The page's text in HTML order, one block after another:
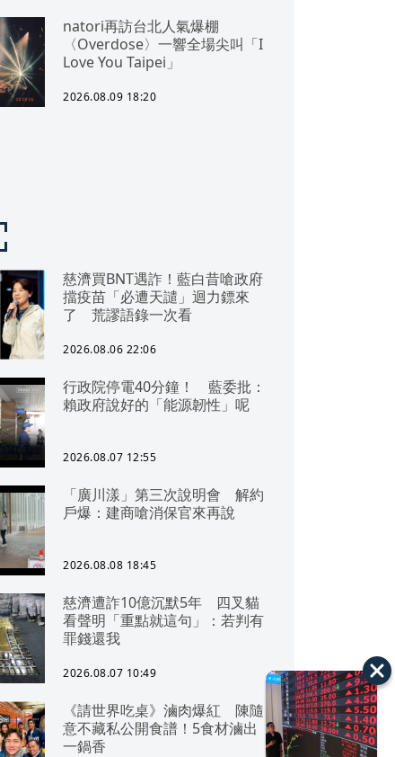
natori再訪台北人氣爆棚
〈Overdose〉一響全場尖叫「I
Love You Taipei」
2026.08.09 18:20
慈濟買BNT遇詐！藍白昔嗆政府
擋疫苗「必遭天譴」迴力鏢來
了 荒謬語錄一次看
2026.08.06 22:06
行政院停電40分鐘！ 藍委批：
賴政府說好的「能源韌性」呢
2026.08.07 12:55
「廣川漾」第三次說明會 解約
戶爆：建商嗆消保官來再說
2026.08.08 18:45
慈濟遭詐10億沉默5年 四叉貓
看聲明「重點就這句」：若判有
罪錢還我
2026.08.07 10:49
《請世界吃桌》滷肉爆紅 陳隨
意不藏私公開食譜！5食材滷出
一鍋香